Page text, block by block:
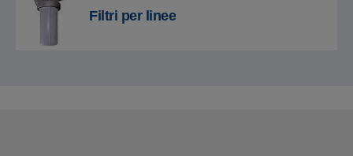
Filtri per linee